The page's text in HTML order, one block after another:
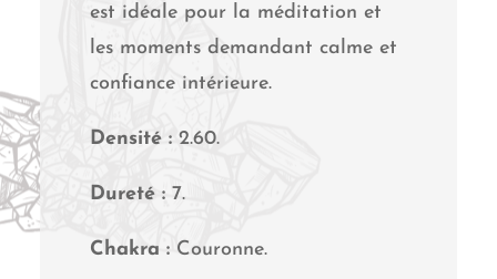
est idéale pour la méditation et
les moments demandant calme et
confiance intérieure.
Densité :2.60.
Dureté :7.
Chakra :Couronne.